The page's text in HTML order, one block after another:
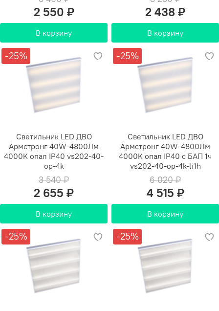
2 550 ₽
В корзину
2 438 ₽
В корзину
-25%
Светильник LED ДВО
Армстронг 40W-4800Лм
4000К опал IP40 vs202-40-
op-4k
3 540 ₽
2 655 ₽
В корзину
-25%
Светильник LED ДВО
Армстронг 40W-4800Лм
4000К опал IP40 с БАП 1ч
vs202-40-op-4k-li1h
6 020 ₽
4 515 ₽
В корзину
-25% -25%